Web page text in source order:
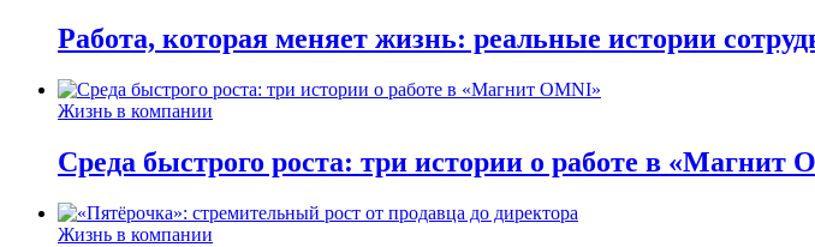
Работа, которая меняет жизнь: реальные истории
Жизнь в компании
Среда быстрого роста: три истории о работе в «Магнит
Жизнь в компании